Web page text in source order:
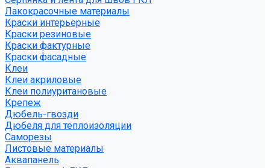
Лакокрасочные материалы
Краски интерьерные
Краски резиновые
Краски фактурные
Краски фасадные
Клеи
Клеи акриловые
Клеи полиуритановые
Крепеж
Дюбель-гвозди
Дюбеля для теплоизоляции
Саморезы
Листовые материалы
Аквапанель